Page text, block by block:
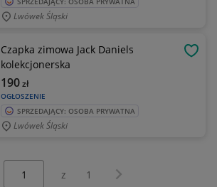
Lwówek Śląski
Czapka zimowa Jack Daniels
kolekcjonerska
OGŁOSZENIE
190zł
SPRZEDAJĄCY: OSOBA PRYWATNA
Lwówek Śląski
z 1 Następna strona